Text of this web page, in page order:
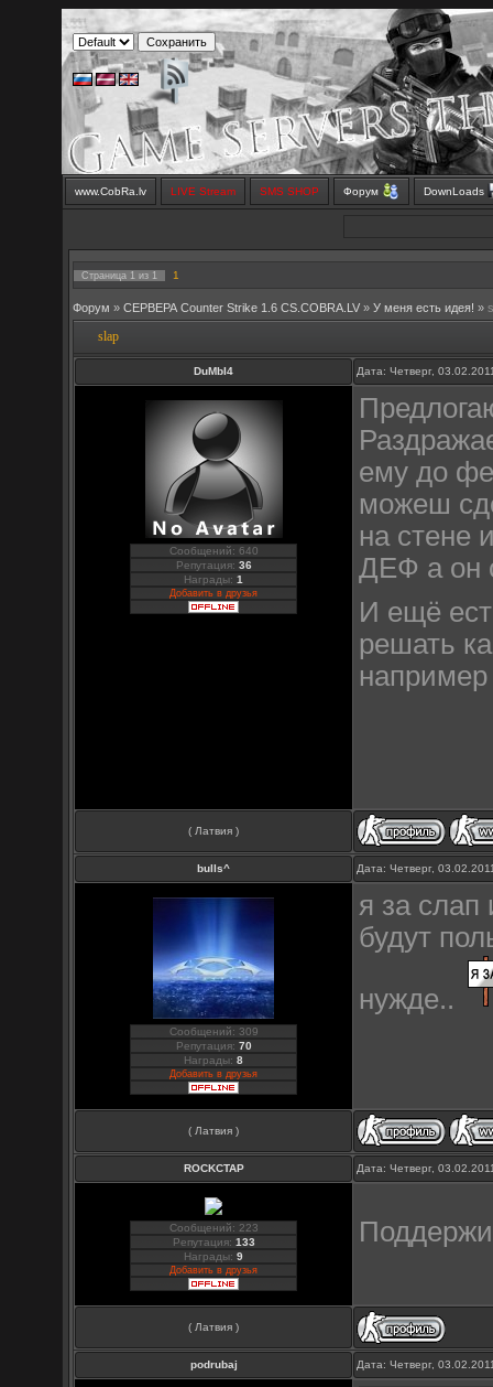
www.CobRa.lv LIVE Stream SMS SHOP Форум DownLoads
Страница 1 из 1 1
Форум » СЕРВЕРА Counter Strike 1.6 CS.COBRA.LV » У меня есть идея! »
slap
DuMbI4 Дата: Четверг,
Сообщений: 640
Репутация: 36
Награды:1
Добавить в друзья
ему до
можеш
на стене
ДЕФ а он
И ещё
решать
( Латвия )
bulls^ Дата: Четверг,
Сообщений: 309
Репутация: 70
Награды:8
Добавить в друзья
я за
будут
нужде..
( Латвия )
ROCKCTAP Дата: Четверг,
Сообщений: 223
Репутация: 133
Награды:9
Добавить в друзья
( Латвия )
podrubaj Дата: Четверг,